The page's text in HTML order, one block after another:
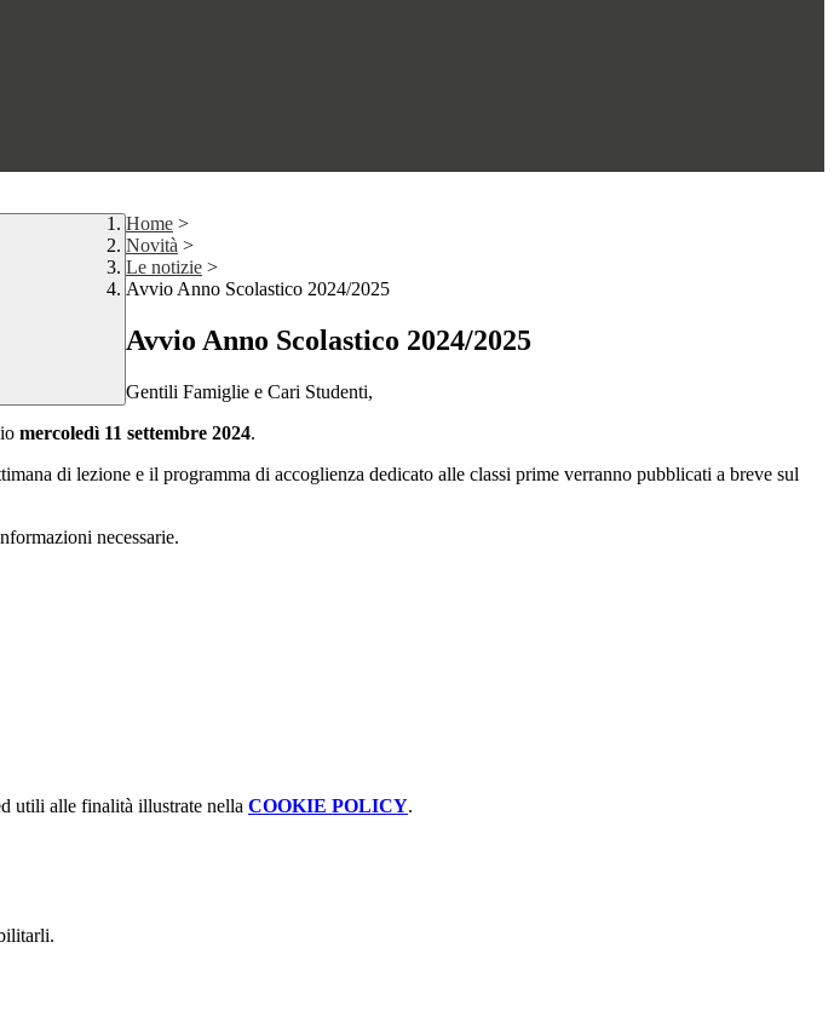
Home >
Novità >
Le notizie >
Avvio Anno Scolastico 2024/2025
Avvio Anno Scolastico 2024/2025
Gentili Famiglie e Cari Studenti,
mercoledì 11 settembre 2024.
di lezione e il programma di accoglienza dedicato alle classi prime verranno pubblicati a breve sul
necessarie.
utili alle finalità illustrate nella COOKIE POLICY.